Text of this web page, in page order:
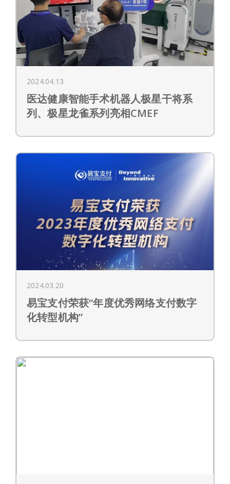
2024.04.13
医达健康智能手术机器人极星干将系
列、极星龙雀系列亮相CMEF
2024.03.20
易宝支付荣获“年度优秀网络支付数字
化转型机构”